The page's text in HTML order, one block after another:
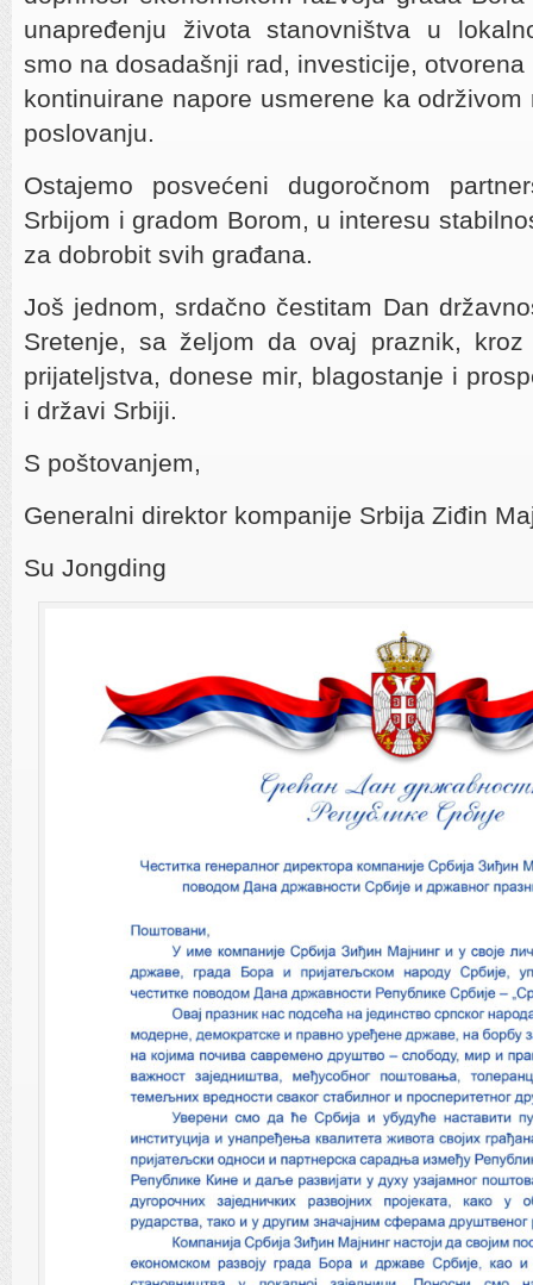
unapređenju života stanovništva u
smo na dosadašnji rad, investicije,
kontinuirane napore usmerene ka
poslovanju.
Ostajemo posvećeni dugoročnom
Srbijom i gradom Borom, u interesu
za dobrobit svih građana.
Još jednom, srdačno čestitam Dan
Sretenje, sa željom da ovaj praznik,
prijateljstva, donese mir, blagostanje i
i državi Srbiji.
S poštovanjem,
Generalni direktor kompanije Srbija Ziđin
Su Jongding